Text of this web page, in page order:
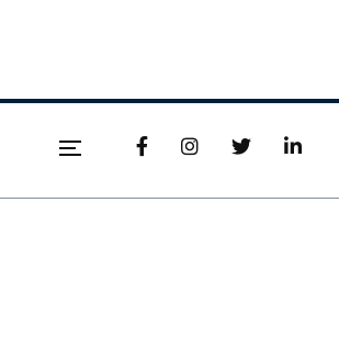
   